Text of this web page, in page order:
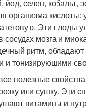
йод, селен, кобальт,
организма кислоты:
Эти плоды
мозга и
ритм, обладают
и тонизирующими
полезные
или сушку. Эти
витамины и